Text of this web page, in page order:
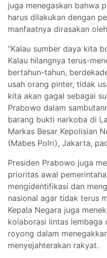
juga menegaskan bahwa
harus dilakukan dengan
manfaatnya dirasakan
“Kalau sumber daya kita
Kalau hilangnya terus-
bertahun-tahun,
usah orang pinter, tidak
kita akan gagal sebagai
Prabowo dalam
barang bukti narkoba di
Markas Besar Kepolisian
(Mabes Polri), Jakarta,
Presiden Prabowo juga
prioritas awal
mengidentifikasi dan
nasional agar tidak terus
Kepala Negara juga
kolaborasi lintas lembaga
royong dalam
menyejahterakan rakyat.